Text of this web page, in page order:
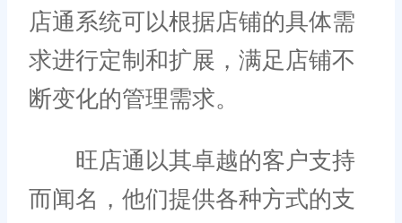
店通系统可以根据店铺的具体需
求进行定制和扩展，满足店铺不
断变化的管理需求。
旺店通以其卓越的客户支持
而闻名，他们提供各种方式的支